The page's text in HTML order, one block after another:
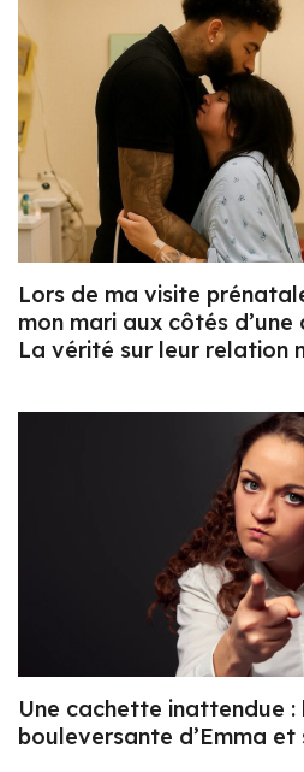
Lors de ma visite
mon mari aux côtés
La vérité sur leur relation
Une cachette inattendue
bouleversante d’Emma et